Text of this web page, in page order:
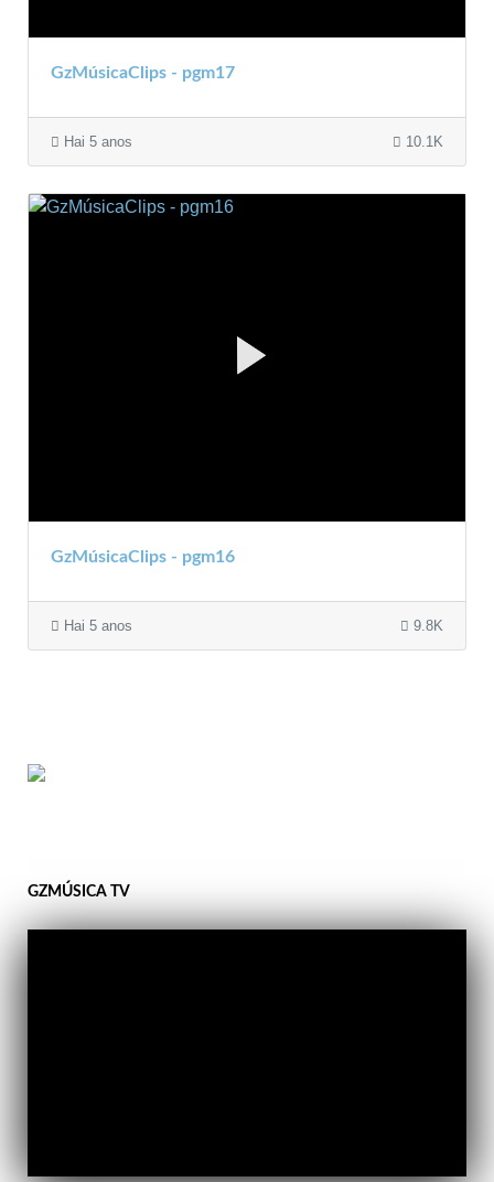
GzMúsicaClips - pgm17
Hai 5 anos 10.1K
GzMúsicaClips - pgm16
Hai 5 anos 9.8K
GZMÚSICA TV